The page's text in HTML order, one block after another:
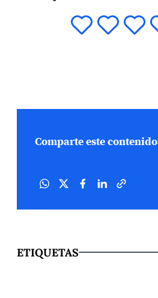
Comparte este contenido
ETIQUETAS